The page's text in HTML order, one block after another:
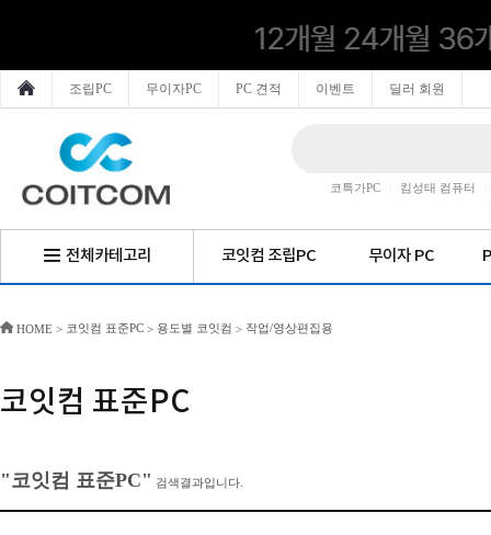
조립PC 무이자PC PC 견적 이벤트 딜러 회원
코특가PC 킴성태 컴퓨터
전체카테고리 코잇컴 조립PC 무이자 PC
HOME > 코잇컴 표준PC > 용도별 코잇컴 > 작업/영상편집용
코잇컴 표준PC
"코잇컴 표준PC" 검색결과입니다.